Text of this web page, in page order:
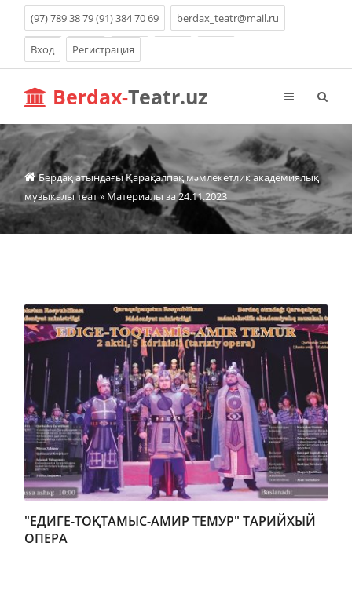
(97) 789 38 79 (91) 384 70 69 berdax_teatr@mail.ru
Вход Регистрация
Berdax-Teatr.uz
Бердақ атындағы Қарақалпақ мəмлекетлик академиялық
музыкалы теат» Материалы за 24.11.2023
"ЕДИГЕ-ТОҚТАМЫС-АМИР ТЕМУР" ТАРИЙХЫЙ
ОПЕРА